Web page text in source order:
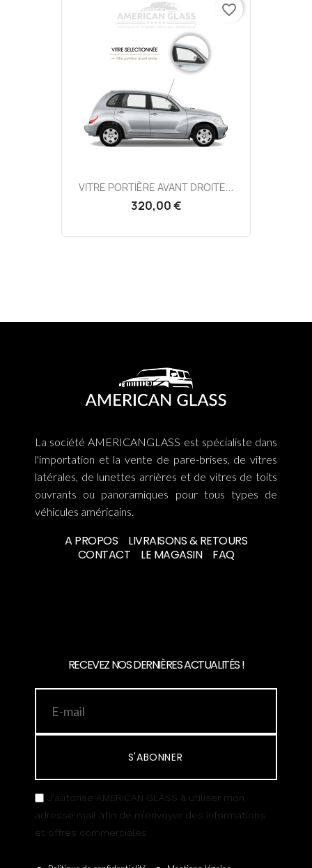
VITRE PORTIÈRE AVANT DROITE...
320,00 €
favorite_border
La société AMERICANGLASS est spécialiste dans
l'importation et la vente de pare-brises, de vitres
latérales, de lunettes arrières et de vitres de toits
ouvrants ou panoramiques pour tous types de
véhicules américains.
A PROPOS
LIVRAISONS & RETOURS
CONTACT
LE MAGASIN FAQ
RECEVEZ NOS DERNIÈRES ACTUALITÉS !
S'ABONNER
J’autorise AMERICAN GLASS à utiliser mon
adresse mail afin de m’envoyer des informations
et offres commerciales